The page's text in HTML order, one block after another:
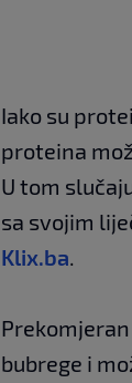
Iako su
proteina
U tom
sa svojim
Klix.ba
bubrege i